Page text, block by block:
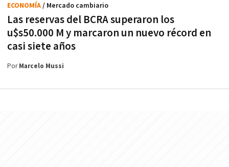
Las reservas del BCRA superaron los
u$s50.000 M y marcaron un nuevo récord en
casi siete años
ECONOMÍA/ Mercado cambiario
PorMarcelo Mussi